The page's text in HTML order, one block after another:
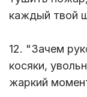
каждый твой
12. "Зачем
косяки,
жаркий